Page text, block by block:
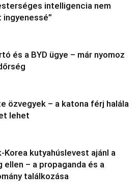
intelligencia nem
ingyenessé”
és a BYD ügye – már nyomoz
özvegyek – a katona férj halála
lehet
kutyahúslevest ajánl a
ellen – a propaganda és a
találkozása